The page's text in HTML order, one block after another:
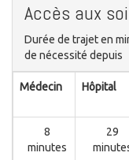
Accès aux
Durée de trajet en
de nécessité depuis
Médecin Hôpital
8
minutes
29